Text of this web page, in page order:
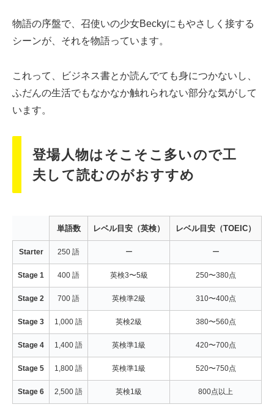
物語の序盤で、召使いの少女Beckyにもやさしく接する
シーンが、それを物語っています。
これって、ビジネス書とか読んでても身につかないし、
ふだんの生活でもなかなか触れられない部分な気がして
います。
登場人物はそこそこ多いので工
夫して読むのがおすすめ
単語数 レベル目安（英検） レベル目安（TOEIC）
Starter 250 語 ー ー
Stage 1 400 語 英検3〜5級 250〜380点
Stage 2 700 語 英検準2級 310〜400点
Stage 3 1,000 語 英検2級 380〜560点
Stage 4 1,400 語 英検準1級 420〜700点
Stage 5 1,800 語 英検準1級 520〜750点
Stage 6 2,500 語 英検1級 800点以上